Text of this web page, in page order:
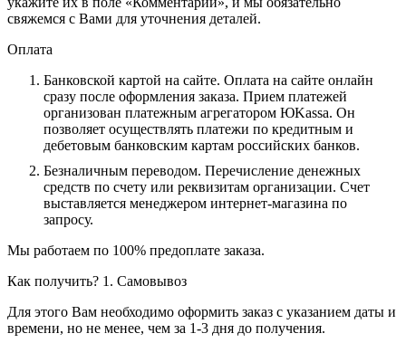
свяжемся с Вами для уточнения деталей.
Оплата
Банковской картой на сайте. Оплата на сайте онлайн
сразу после оформления заказа. Прием платежей
организован платежным агрегатором ЮKassa. Он
позволяет осуществлять платежи по кредитным и
дебетовым банковским картам российских банков.
Безналичным переводом. Перечисление денежных
средств по счету или реквизитам организации. Счет
выставляется менеджером интернет-магазина по
запросу.
Мы работаем по 100% предоплате заказа.
Как получить? 1. Самовывоз
Для этого Вам необходимо оформить заказ с указанием даты и
времени, но не менее, чем за 1-3 дня до получения.